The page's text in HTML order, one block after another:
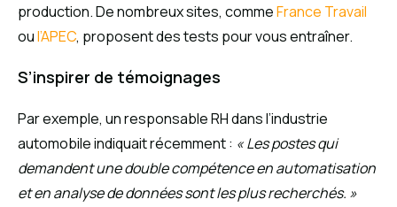
production. De nombreux sites, commeFrance Travail
oul’APEC, proposent des tests pour vous entraîner.
S’inspirer de témoignages
Par exemple, un responsable RH dans l’industrie
automobile indiquait récemment : « Les postes qui
demandent une double compétence en automatisation
et en analyse de données sont les plus recherchés. »